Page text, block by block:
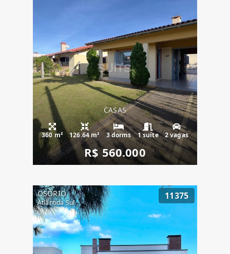
CASAS
360 m² 126.64 m² 3 dorms 1 suíte 2 vagas
R$ 560.000
OSÓRIO
Atlântida Sul
11375